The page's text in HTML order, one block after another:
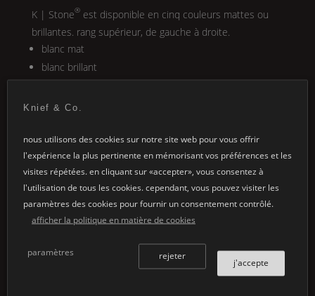
K | Stone®est disponible en cinq couleurs mattes ou
brillantes. rang supérieur, de gauche à droite.
blanc mat
blanc brillant
béton
couleurs intérieures des meubles
K | Stone® les meublesK | Stone sont disponibles
dans sept finitions intérieures. rang inférieur, de gauche
blanc neige
Knief & Co.
nous utilisons des cookies sur notre site web pour vous offrir
l'expérience la plus pertinente en mémorisant vos préférences et les
visites répétées. en cliquant sur «accepter», vous consentez à
l'utilisation de tous les cookies. cependant, vous pouvez visiter les
paramètres des cookies pour fournir un consentement contrôlé.
afficher la politique en matière de cookies
paramètres
j'accepte
rejeter